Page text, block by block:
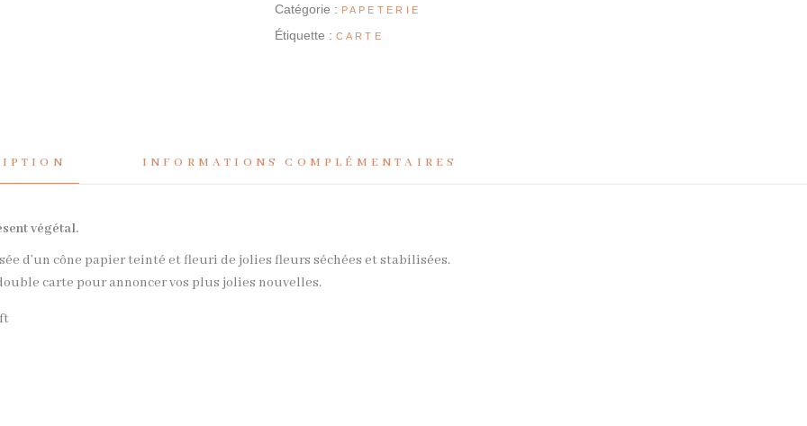
Catégorie : PAPETERIE
Étiquette : CARTE
INFORMATIONS COMPLÉMENTAIRES
végétal.
d’un cône papier teinté et fleuri de jolies fleurs séchées et stabilisées.
carte pour annoncer vos plus jolies nouvelles.